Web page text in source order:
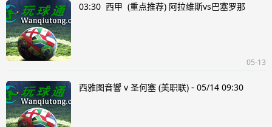
03:30 西甲 (重点推荐) 阿拉维斯vs巴塞罗那
05-13
西雅图音響 v 圣何塞 (美职联) - 05/14 09:30